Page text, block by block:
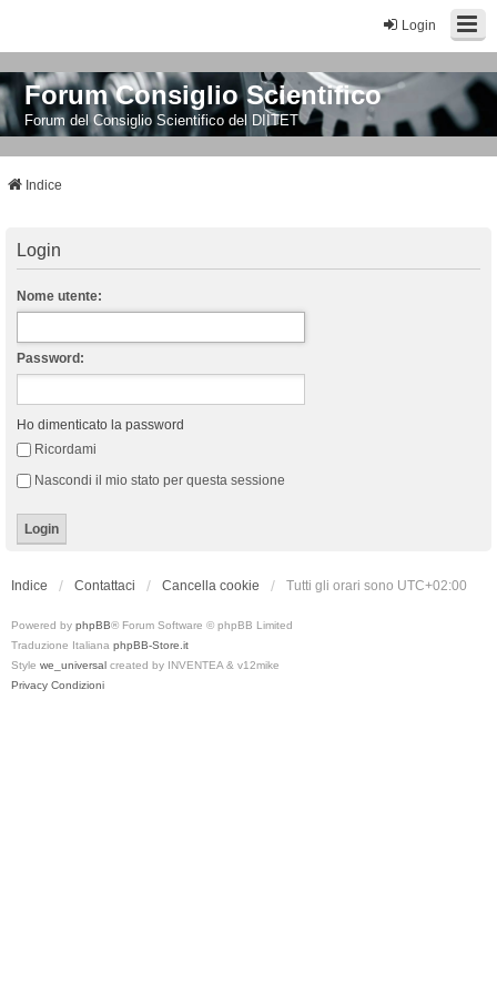
Login
Forum Consiglio Scientifico
Forum del Consiglio Scientifico del DIITET
Indice
Login
Nome utente:
Password:
Ho dimenticato la password
Ricordami
Nascondi il mio stato per questa sessione
Indice Contattaci Cancella cookie Tutti gli orari sono UTC+02:00
Powered by phpBB® Forum Software © phpBB Limited
Traduzione Italiana phpBB-Store.it
Style we_universal created by INVENTEA & v12mike
Privacy Condizioni